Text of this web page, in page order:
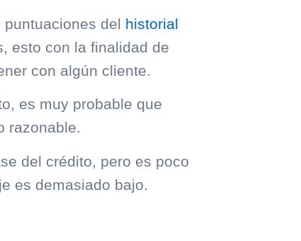
del historial
esto con la finalidad de
con algún cliente.
es muy probable que
razonable.
del crédito, pero es poco
es demasiado bajo.